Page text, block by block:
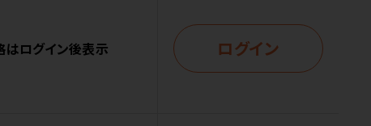
はログイン後表示 ログイン